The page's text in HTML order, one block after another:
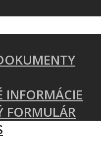
INFORMÁCIE
FORMULÁR